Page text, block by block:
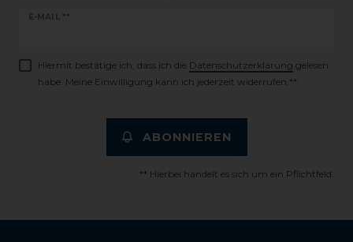
E-MAIL **
Newsletter
Hiermit bestätige ich, dass ich die Daten­schutz­erklärung gelesen
habe. Meine Einwilligung kann ich jederzeit widerrufen.**
ABONNIEREN
** Hierbei handelt es sich um ein Pflichtfeld.